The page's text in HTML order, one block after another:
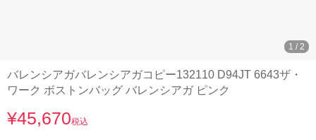
1 / 2
バレンシアガバレンシアガコピー132110 D94JT 6643ザ・
ワーク ボストンバッグ バレンシアガ ピンク
¥45,670税込